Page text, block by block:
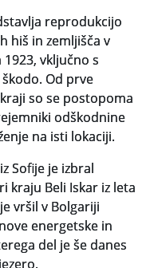
reprodukcijo
hiš in zemljišča v
vključno s
Od prve
so se postopoma
odškodnine
na isti lokaciji.
Sofije je izbral
kraju Beli Iskar iz leta
vršil v Bolgariji
energetske in
del je še danes